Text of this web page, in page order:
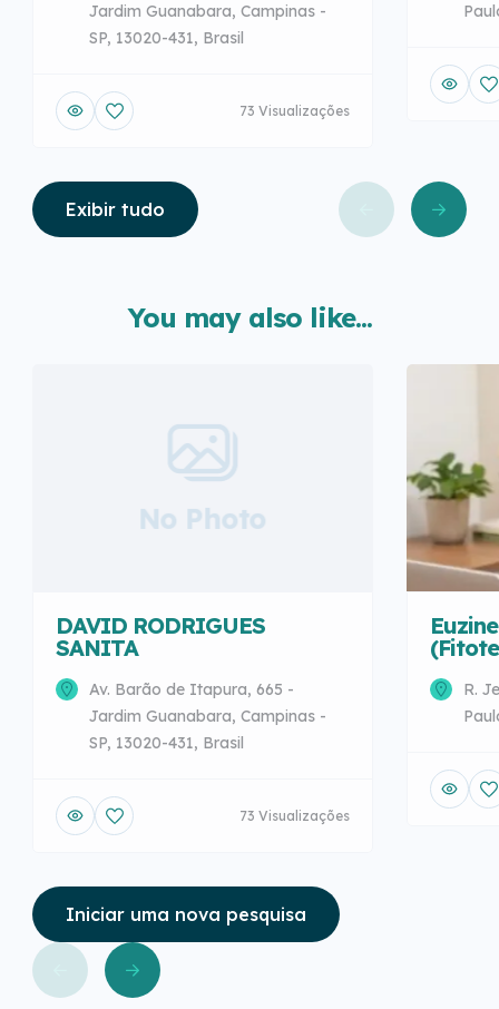
Jardim Guanabara, Campinas -
SP, 13020-431, Brasil
73 Visualizações
Exibir tudo
You may also like...
No Photo
DAVID RODRIGUES
SANITA
Av. Barão de Itapura, 665 -
Jardim Guanabara, Campinas -
SP, 13020-431, Brasil
73 Visualizações
R.
Iniciar uma nova pesquisa